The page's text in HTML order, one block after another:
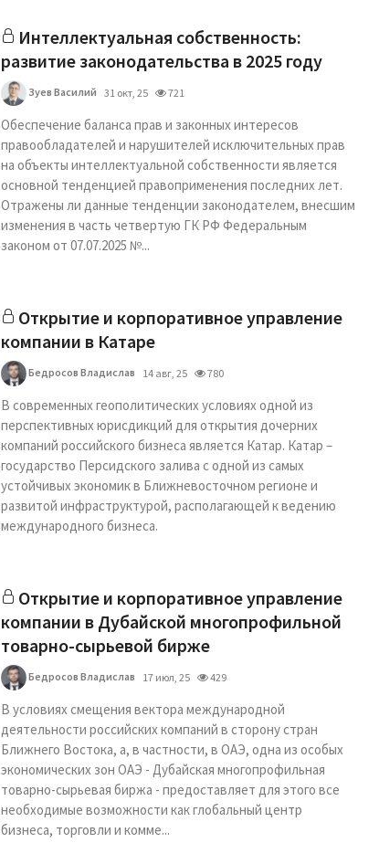
Интеллектуальная собственность:
развитие законодательства в 2025 году
Зуев Василий 31 окт, 25 721
Обеспечение баланса прав и законных интересов
правообладателей и нарушителей исключительных прав
на объекты интеллектуальной собственности является
основной тенденцией правоприменения последних лет.
Отражены ли данные тенденции законодателем, внесшим
изменения в часть четвертую ГК РФ Федеральным
законом от 07.07.2025 №...
Открытие и корпоративное управление
компании в Катаре
Бедросов Владислав 14 авг, 25 780
В современных геополитических условиях одной из
перспективных юрисдикций для открытия дочерних
компаний российского бизнеса является Катар. Катар –
государство Персидского залива с одной из самых
устойчивых экономик в Ближневосточном регионе и
развитой инфраструктурой, располагающей к ведению
международного бизнеса.
Открытие и корпоративное управление
компании в Дубайской многопрофильной
товарно-сырьевой бирже
Бедросов Владислав 17 июл, 25 429
В условиях смещения вектора международной
деятельности российских компаний в сторону стран
Ближнего Востока, а, в частности, в ОАЭ, одна из особых
экономических зон ОАЭ - Дубайская многопрофильная
товарно-сырьевая биржа - предоставляет для этого все
необходимые возможности как глобальный центр
бизнеса, торговли и комме...